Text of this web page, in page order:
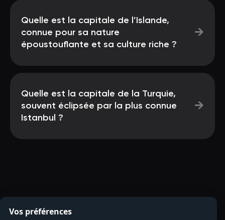
Quelle est la capitale de l’Islande,
connue pour sa nature
époustouflante et sa culture riche ?
→
Quelle est la capitale de la Turquie,
souvent éclipsée par la plus connue
Istanbul ?
→
Vos préférences